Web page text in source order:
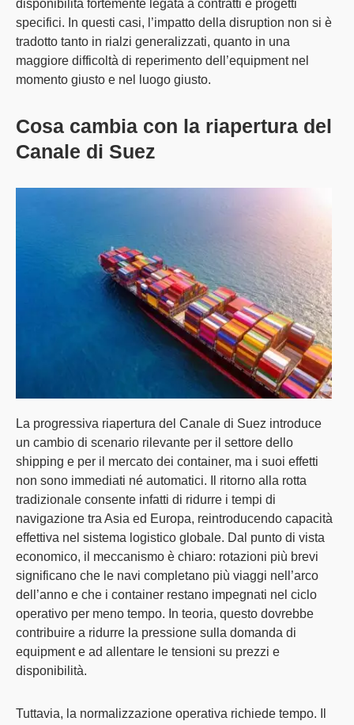
disponibilità fortemente legata a contratti e progetti
specifici. In questi casi, l’impatto della disruption non si è
tradotto tanto in rialzi generalizzati, quanto in una
maggiore difficoltà di reperimento dell’equipment nel
momento giusto e nel luogo giusto.
Cosa cambia con la riapertura del
Canale di Suez
La progressiva riapertura del Canale di Suez introduce
un cambio di scenario rilevante per il settore dello
shipping e per il mercato dei container, ma i suoi effetti
non sono immediati né automatici. Il ritorno alla rotta
tradizionale consente infatti di ridurre i tempi di
navigazione tra Asia ed Europa, reintroducendo capacità
effettiva nel sistema logistico globale. Dal punto di vista
economico, il meccanismo è chiaro: rotazioni più brevi
significano che le navi completano più viaggi nell’arco
dell’anno e che i container restano impegnati nel ciclo
operativo per meno tempo. In teoria, questo dovrebbe
contribuire a ridurre la pressione sulla domanda di
equipment e ad allentare le tensioni su prezzi e
disponibilità.
Tuttavia, la normalizzazione operativa richiede tempo. Il